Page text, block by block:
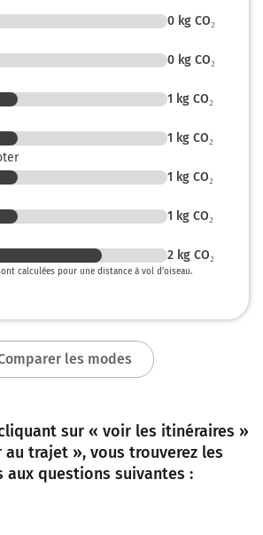
0 kg CO₂
0 kg CO₂
1 kg CO₂
1 kg CO₂
1 kg CO₂
1 kg CO₂
2 kg CO₂
calculées pour une distance à vol d’oiseau.
les modes
sur « voir les itinéraires »
au trajet », vous trouverez les
aux questions suivantes :